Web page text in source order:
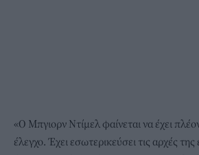
«Ο Μπγιορν Ντίμελ φαίνεται να έχει
έλεγχο. Έχει εσωτερικεύσει τις αρχές